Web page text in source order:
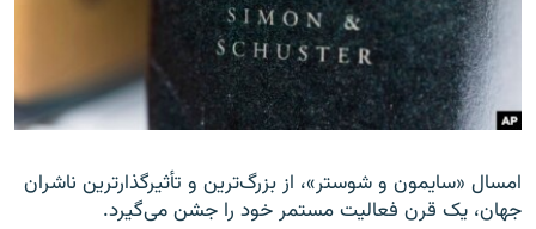
زبان‌های دیگر
امسال «سایمون و شوستر»،‌ از بزرگ‌ترین و تأثیرگذارترین ناشران
جهان، یک قرن فعالیت مستمر خود را جشن می‌گیرد.